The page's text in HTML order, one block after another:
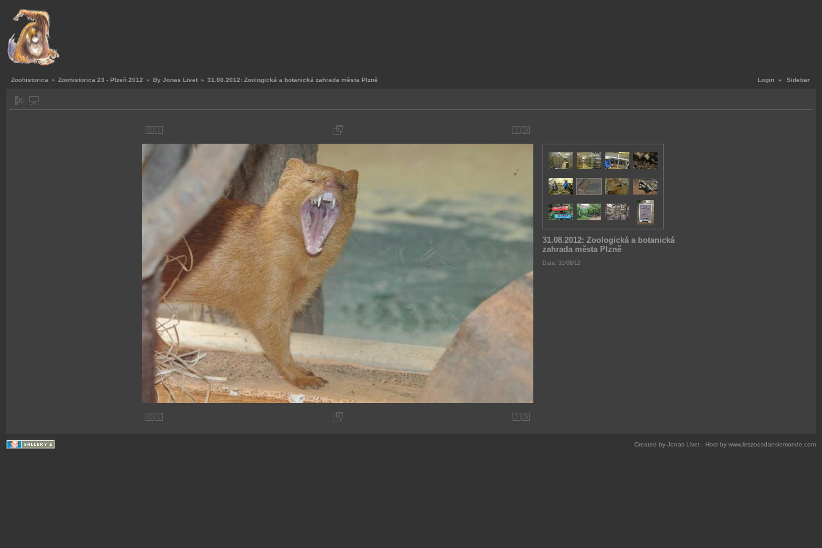
Login « Sidebar
Zoohistorica » Zoohistorica 23 - Plzeň 2012 » By Jonas Livet » 31.08.2012: Zoologická a botanická zahrada města Plzně
31.08.2012: Zoologická a botanická
zahrada města Plzně
Date: 31/08/12
Created by Jonas Livet - Host by www.leszoosdanslemonde.com